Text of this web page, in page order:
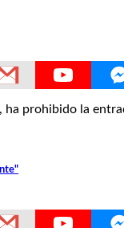
prohibido la